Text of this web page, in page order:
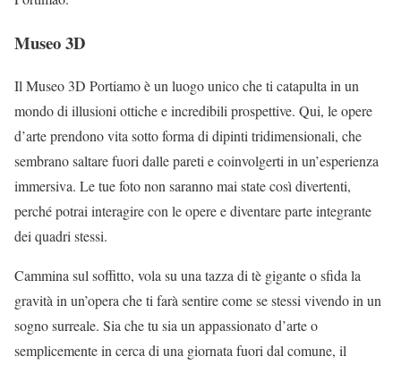
Museo 3D
Il Museo 3D Portiamo è un luogo unico che ti catapulta in un
mondo di illusioni ottiche e incredibili prospettive. Qui, le opere
d’arte prendono vita sotto forma di dipinti tridimensionali, che
sembrano saltare fuori dalle pareti e coinvolgerti in un’esperienza
immersiva. Le tue foto non saranno mai state così divertenti,
perché potrai interagire con le opere e diventare parte integrante
dei quadri stessi.
Cammina sul soffitto, vola su una tazza di tè gigante o sfida la
gravità in un’opera che ti farà sentire come se stessi vivendo in un
sogno surreale. Sia che tu sia un appassionato d’arte o
semplicemente in cerca di una giornata fuori dal comune, il